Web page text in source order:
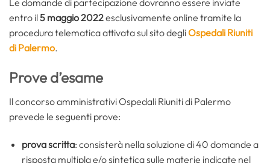
entro il5 maggio 2022esclusivamente online tramite la
procedura telematica attivata sul sito degliOspedali Riuniti
di Palermo.
Prove d’esame
Il concorso amministrativi Ospedali Riuniti di Palermo
prevede le seguenti prove:
prova scritta: consisterà nella soluzione di 40 domande a
risposta multipla e/o sintetica sulle materie indicate nel